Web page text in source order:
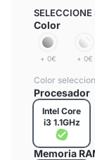
Color
+ 0€ + 0€
Color
Procesador
Intel Core
i3 1.1GHz
Memoria